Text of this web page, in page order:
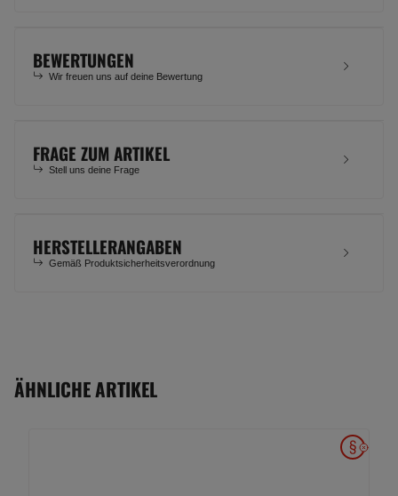
BEWERTUNGEN
Wir freuen uns auf deine Bewertung
FRAGE ZUM ARTIKEL
Stell uns deine Frage
HERSTELLERANGABEN
Gemäß Produktsicherheitsverordnung
ÄHNLICHE ARTIKEL